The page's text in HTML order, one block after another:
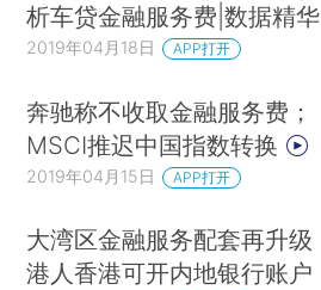
析车贷金融服务费|数据精华
2019年04月18日 APP打开
奔驰称不收取金融服务费；
MSCI推迟中国指数转换
2019年04月15日 APP打开
大湾区金融服务配套再升级
港人香港可开内地银行账户